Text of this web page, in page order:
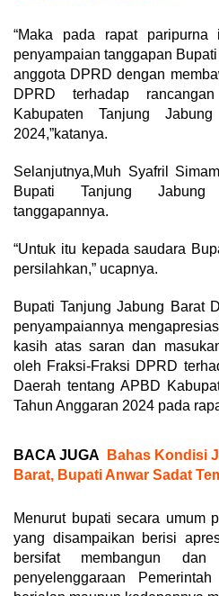
“Maka pada rapat
penyampaian tanggapan
anggota DPRD dengan
DPRD terhadap
Kabupaten Tanjung
2024,”katanya.
Selanjutnya,Muh Syafril
Bupati Tanjung Jabung
tanggapannya.
“Untuk itu kepada saudara
persilahkan,” ucapnya.
Bupati Tanjung Jabung Barat
penyampaiannya
kasih atas saran dan
oleh Fraksi-Fraksi DPRD
Daerah tentang APBD
Tahun Anggaran 2024 pada
BACA JUGA
Bahas Kondisi
Barat, Bupati Anwar Sadat
Menurut bupati secara umum
yang disampaikan berisi
bersifat membangun
penyelenggaraan